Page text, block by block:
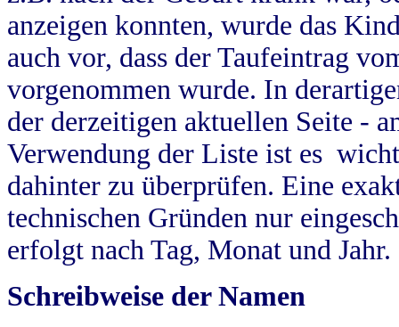
anzeigen konnten, wurde das
auch vor, dass der Taufeintrag
vorgenommen wurde. In
der derzeitigen aktuellen Seite -
Verwendung der Liste ist es
dahinter zu überprüfen. Eine
technischen Gründen nur
erfolgt nach Tag, Monat und Jahr.
Schreibweise der Namen